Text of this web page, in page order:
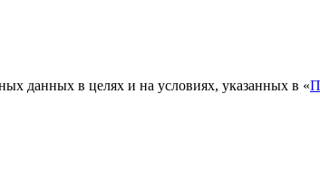
данных в целях и на условиях, указанных в «